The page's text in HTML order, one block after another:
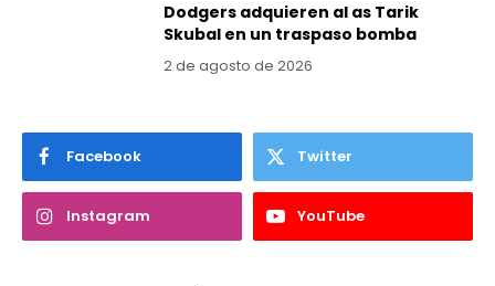
Dodgers adquieren al as Tarik
Skubal en un traspaso bomba
2 de agosto de 2026
Facebook Twitter
Instagram YouTube